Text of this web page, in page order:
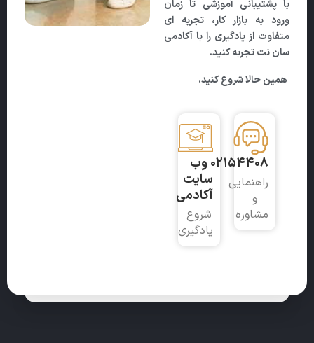
با پشتیبانی آموزشی تا زمان
ورود به بازار کار، تجربه‌ ای
متفاوت از یادگیری را با آکادمی
سان‌ نت تجربه کنید.
همین حالا شروع کنید.
02154408
راهنمایی
و
مشاوره
وب
سایت
آکادمی
شروع
یادگیری